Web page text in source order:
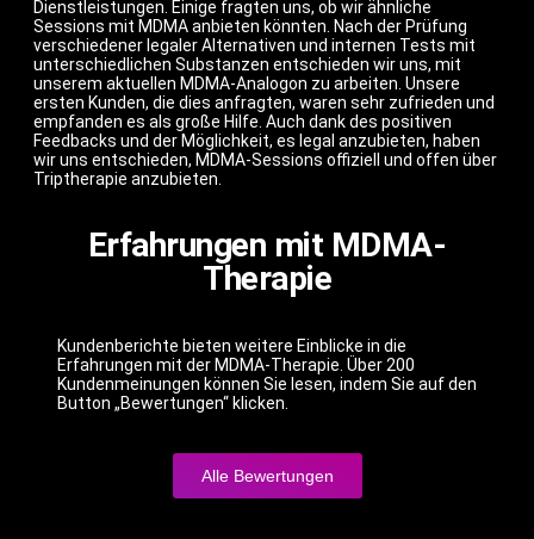
Dienstleistungen. Einige fragten uns, ob wir ähnliche
Sessions mit MDMA anbieten könnten. Nach der Prüfung
verschiedener legaler Alternativen und internen Tests mit
unterschiedlichen Substanzen entschieden wir uns, mit
unserem aktuellen MDMA-Analogon zu arbeiten. Unsere
ersten Kunden, die dies anfragten, waren sehr zufrieden und
empfanden es als große Hilfe. Auch dank des positiven
Feedbacks und der Möglichkeit, es legal anzubieten, haben
wir uns entschieden, MDMA-Sessions offiziell und offen über
Triptherapie anzubieten.
Erfahrungen mit MDMA-
Therapie
Kundenberichte bieten weitere Einblicke in die
Erfahrungen mit der MDMA-Therapie. Über 200
Kundenmeinungen können Sie lesen, indem Sie auf den
Button „Bewertungen“ klicken.
Alle Bewertungen